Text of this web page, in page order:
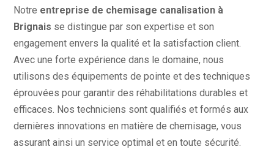
Notre entreprise de chemisage canalisation à
Brignais se distingue par son expertise et son
engagement envers la qualité et la satisfaction client.
Avec une forte expérience dans le domaine, nous
utilisons des équipements de pointe et des techniques
éprouvées pour garantir des réhabilitations durables et
efficaces. Nos techniciens sont qualifiés et formés aux
dernières innovations en matière de chemisage, vous
assurant ainsi un service optimal et en toute sécurité.